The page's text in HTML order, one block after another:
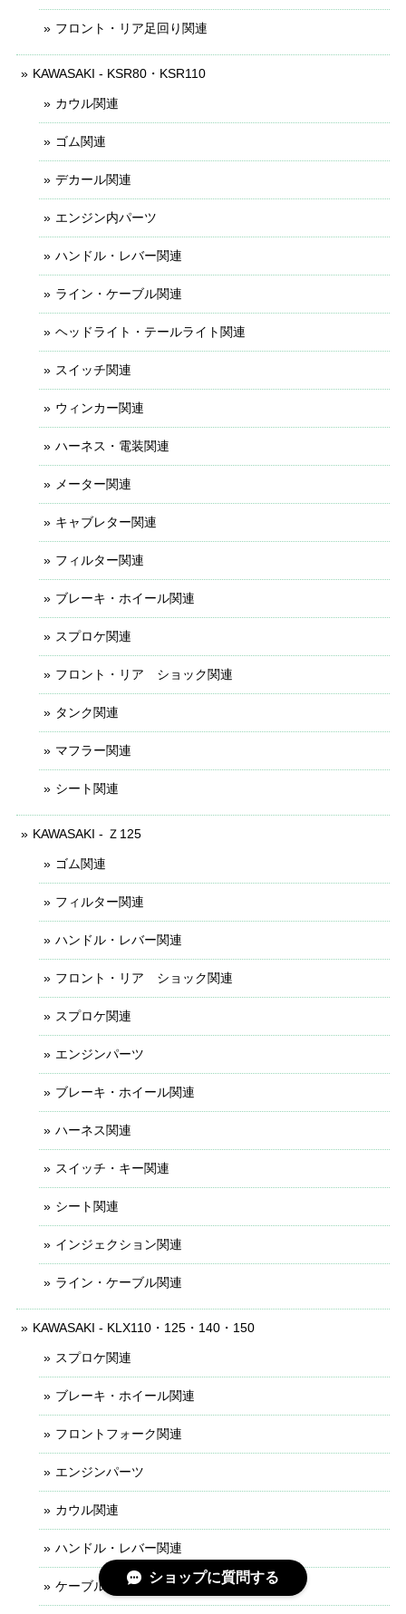
フロント・リア足回り関連
KAWASAKI - KSR80・KSR110
カウル関連
ゴム関連
デカール関連
エンジン内パーツ
ハンドル・レバー関連
ライン・ケーブル関連
ヘッドライト・テールライト関連
スイッチ関連
ウィンカー関連
ハーネス・電装関連
メーター関連
キャブレター関連
フィルター関連
ブレーキ・ホイール関連
スプロケ関連
フロント・リア ショック関連
タンク関連
マフラー関連
シート関連
KAWASAKI - Ｚ125
ゴム関連
フィルター関連
ハンドル・レバー関連
フロント・リア ショック関連
スプロケ関連
エンジンパーツ
ブレーキ・ホイール関連
ハーネス関連
スイッチ・キー関連
シート関連
インジェクション関連
ライン・ケーブル関連
KAWASAKI - KLX110・125・140・150
スプロケ関連
ブレーキ・ホイール関連
フロントフォーク関連
エンジンパーツ
カウル関連
ハンドル・レバー関連
ケーブル・ライン関連
ショップに質問する